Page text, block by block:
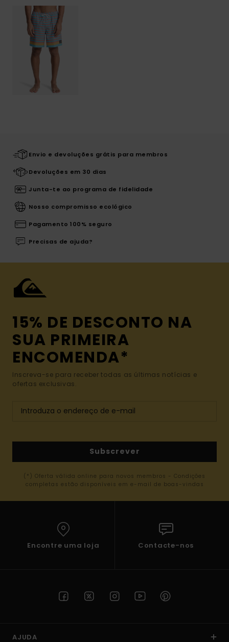
Envio e devoluções grátis para membros
Devoluções em 30 dias
Junta-te ao programa de fidelidade
Nosso compromisso ecológico
Pagamento 100% seguro
Precisas de ajuda?
15% DE DESCONTO NA
SUA PRIMEIRA
ENCOMENDA*
Inscreva-se para receber todas as últimas notícias e
ofertas exclusivas.
Subscrever
(*) Oferta válida online para novos membros - Condições
completas estão disponíveis em e-mail de boas-vindas
Encontre uma loja Contacte-nos
AJUDA